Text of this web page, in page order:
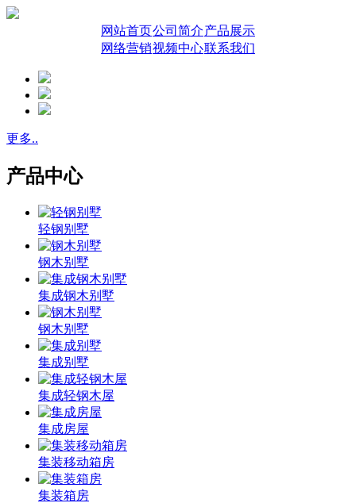
网站首页公司简介产品展示
网络营销视频中心联系我们
更多..
产品中心
轻钢别墅
钢木别墅
集成钢木别墅
钢木别墅
集成别墅
集成轻钢木屋
集成房屋
集装移动箱房
集装箱房